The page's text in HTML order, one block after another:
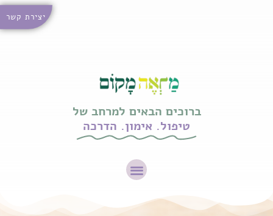
יצירת קשר
ברוכים הבאים למרחב של
טיפול. אימון. הדרכה